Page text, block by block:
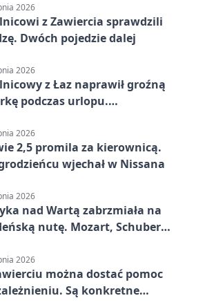
2026
z Zawiercia sprawdzili
Dwóch pojedzie dalej
2026
z Łaz naprawił groźną
podczas urlopu.
2026
2,5 promila za kierownicą.
wjechał w Nissana
2026
nad Wartą zabrzmiała na
nutę. Mozart, Schubert i
2026
można dostać pomoc
Są konkretne